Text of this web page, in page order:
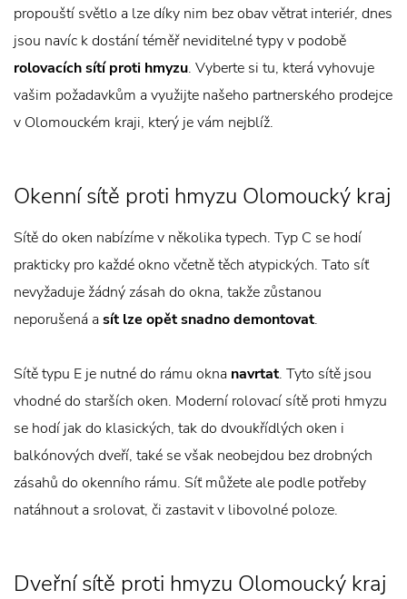
propouští světlo a lze díky nim bez obav větrat interiér, dnes
jsou navíc k dostání téměř neviditelné typy v podobě
rolovacích sítí proti hmyzu. Vyberte si tu, která vyhovuje
vašim požadavkům a využijte našeho partnerského prodejce
v Olomouckém kraji, který je vám nejblíž.
Okenní sítě proti hmyzu Olomoucký kraj
Sítě do oken nabízíme v několika typech. Typ C se hodí
prakticky pro každé okno včetně těch atypických. Tato síť
nevyžaduje žádný zásah do okna, takže zůstanou
neporušená asít lze opět snadno demontovat.
Sítě typu E je nutné do rámu okna navrtat. Tyto sítě jsou
vhodné do starších oken. Moderní rolovací sítě proti hmyzu
se hodí jak do klasických, tak do dvoukřídlých oken i
balkónových dveří, také se však neobejdou bez drobných
zásahů do okenního rámu. Síť můžete ale podle potřeby
natáhnout a srolovat, či zastavit v libovolné poloze.
Dveřní sítě proti hmyzu Olomoucký kraj